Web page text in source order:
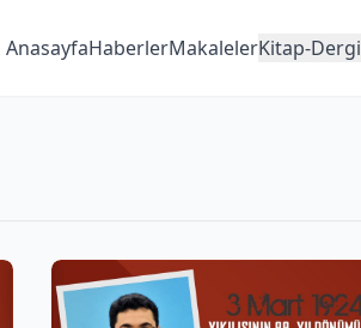
AnasayfaHaberlerMakalelerKitap-Dergi